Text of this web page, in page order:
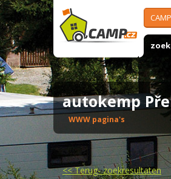
autokemp
WWW pagina's
<<Terug- zoekresultaten